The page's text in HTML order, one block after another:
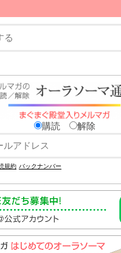
購読 解除
規約 バックナンバー